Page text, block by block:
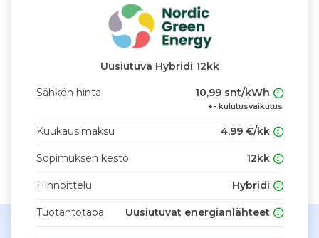
Uusiutuva Hybridi 12kk
Sähkön hinta 10,99 snt/kWh
+- kulutusvaikutus
Kuukausimaksu 4,99 €/kk
Sopimuksen kesto 12kk
Hinnoittelu Hybridi
Tuotantotapa Uusiutuvat energianlähteet